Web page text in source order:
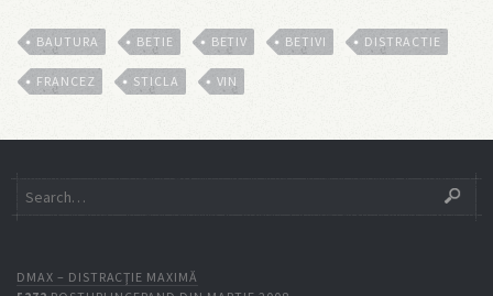
BAUTURA BETIE BETIV BETIVI DISTRACTIE
FRANCEZ STICLA VIN
DMAX – DISTRACŢIE MAXIMĂ